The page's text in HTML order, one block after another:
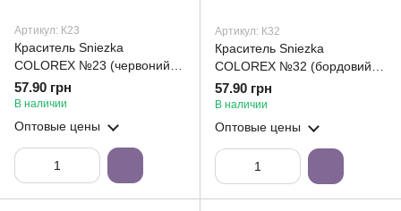
Артикул: К23
Краситель Sniezka
COLOREX №23 (червоний)
пигментный концентрат
100мл
57.90 грн
В наличии
Оптовые цены
Артикул: К32
Краситель Sniezka
COLOREX №32 (бордовий)
пигментный концентрат
100мл
57.90 грн
В наличии
Оптовые цены